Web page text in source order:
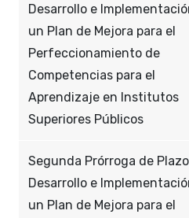
Desarrollo e
un Plan de Mejora para el
Perfeccionamiento de
Competencias para el
Aprendizaje en Institutos
Superiores Públicos
Segunda Prórroga de Plazo
Desarrollo e
un Plan de Mejora para el